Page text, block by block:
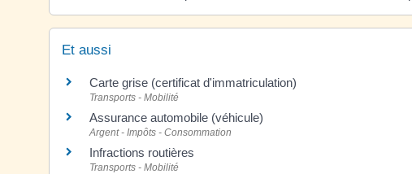
Et aussi
Carte grise (certificat d'immatriculation)
Transports - Mobilité
Assurance automobile (véhicule)
Argent - Impôts - Consommation
Infractions routières
Transports - Mobilité